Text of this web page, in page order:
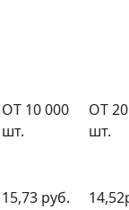
ОТ 10 000
шт.
ОТ
шт.
15,73 руб.